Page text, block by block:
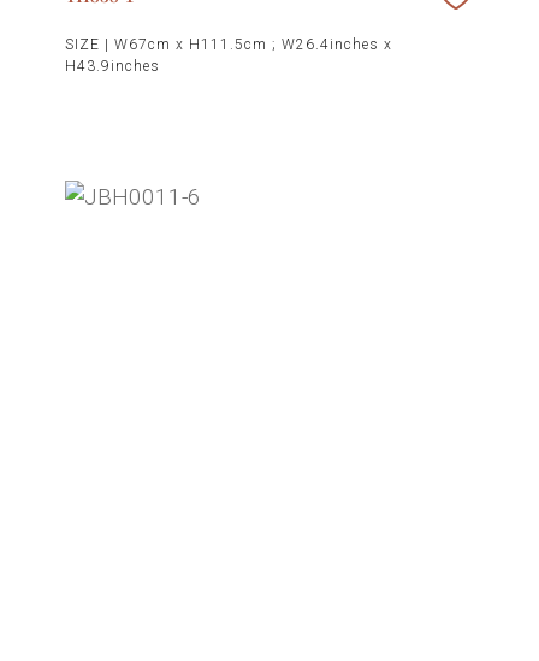
SIZE | W67cm x H111.5cm ; W26.4inches x
H43.9inches